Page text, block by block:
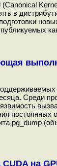
в
Среди
постоянных
pg_dump
на